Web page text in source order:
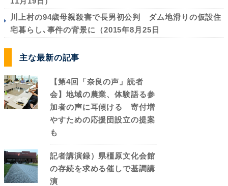
川上村の94歳母親殺害で長男初公判 ダム地滑りの仮設住
宅暮らし､事件の背景に（2015年8月25日
主な最新の記事
【第4回「奈良の声」読者
会】地域の農業、体験語る参
加者の声に耳傾ける 寄付増
やすための応援団設立の提案
も
記者講演録）県橿原文化会館
の存続を求める催しで基調講
演